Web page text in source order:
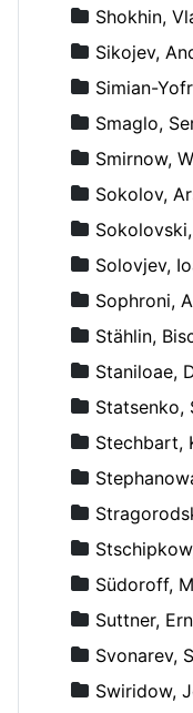
Shokhin,
Sikojev,
Simian-
Smaglo,
Smirnow,
Sokolov,
Solovjev,
Sophroni,
Stählin,
Staniloae,
Statsenko,
Stechbart,
Südoroff,
Suttner,
Svonarev,
Swiridow,